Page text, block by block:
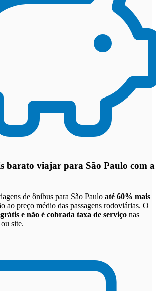
barato viajar para São Paulo com a
de ônibus para São Paulo até 60% mais
ao preço médio das passagens rodoviárias. O
e não é cobrada taxa de serviço nas
site.